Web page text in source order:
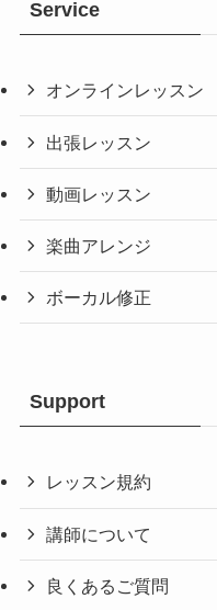
Service
オンラインレッスン
出張レッスン
動画レッスン
楽曲アレンジ
ボーカル修正
Support
レッスン規約
講師について
良くあるご質問